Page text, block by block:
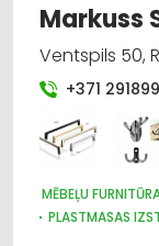
Markuss
Ventspils 50,
+371
MĒBEĻU
PLASTMASAS